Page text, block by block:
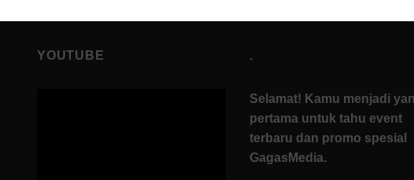
YOUTUBE .
Selamat! Kamu menjadi
pertama untuk tahu event
terbaru dan promo spesial
GagasMedia.